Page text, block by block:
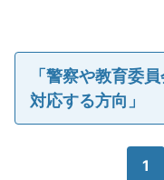
「警察や教育委
対応する方向」
1